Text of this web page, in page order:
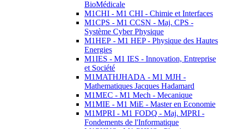
BioMédicale
M1CHI - M1 CHI - Chimie et Interfaces
M1CPS - M1 CCSN - Maj. CPS -
Système Cyber Physique
M1HEP - M1 HEP - Physique des Hautes
Energies
M1IES - M1 IES - Innovation, Entreprise
et Société
M1MATHJHADA - M1 MJH -
Mathematiques Jacques Hadamard
M1MEC - M1 Mech - Mecanique
M1MIE - M1 MiE - Master en Economie
M1MPRI - M1 FODQ - Maj. MPRI -
Fondements de l'Informatique